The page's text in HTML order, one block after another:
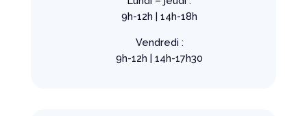
9h-12h | 14h-18h
Vendredi :
9h-12h | 14h-17h30